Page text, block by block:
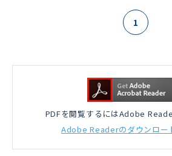
1
PDFを閲覧するにはAdobe
Adobe Readerのダウンロー